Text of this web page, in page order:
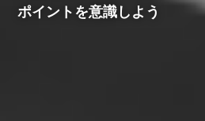
ポイントを意識しよう